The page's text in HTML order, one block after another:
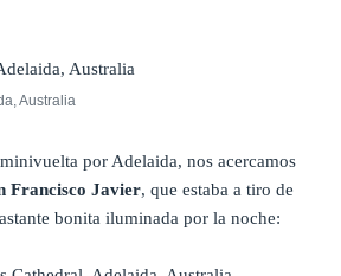
Australia
por Adelaida, nos acercamos
Francisco Javier, que estaba a tiro de
bonita iluminada por la noche: